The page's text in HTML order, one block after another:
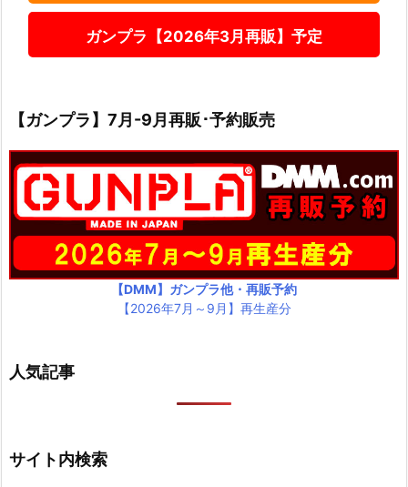
ガンプラ【2026年3月再販】予定
【ガンプラ】7月-9月再販･予約販売
【DMM】ガンプラ他・再販予約
【2026年7月～9月】再生産分
人気記事
サイト内検索